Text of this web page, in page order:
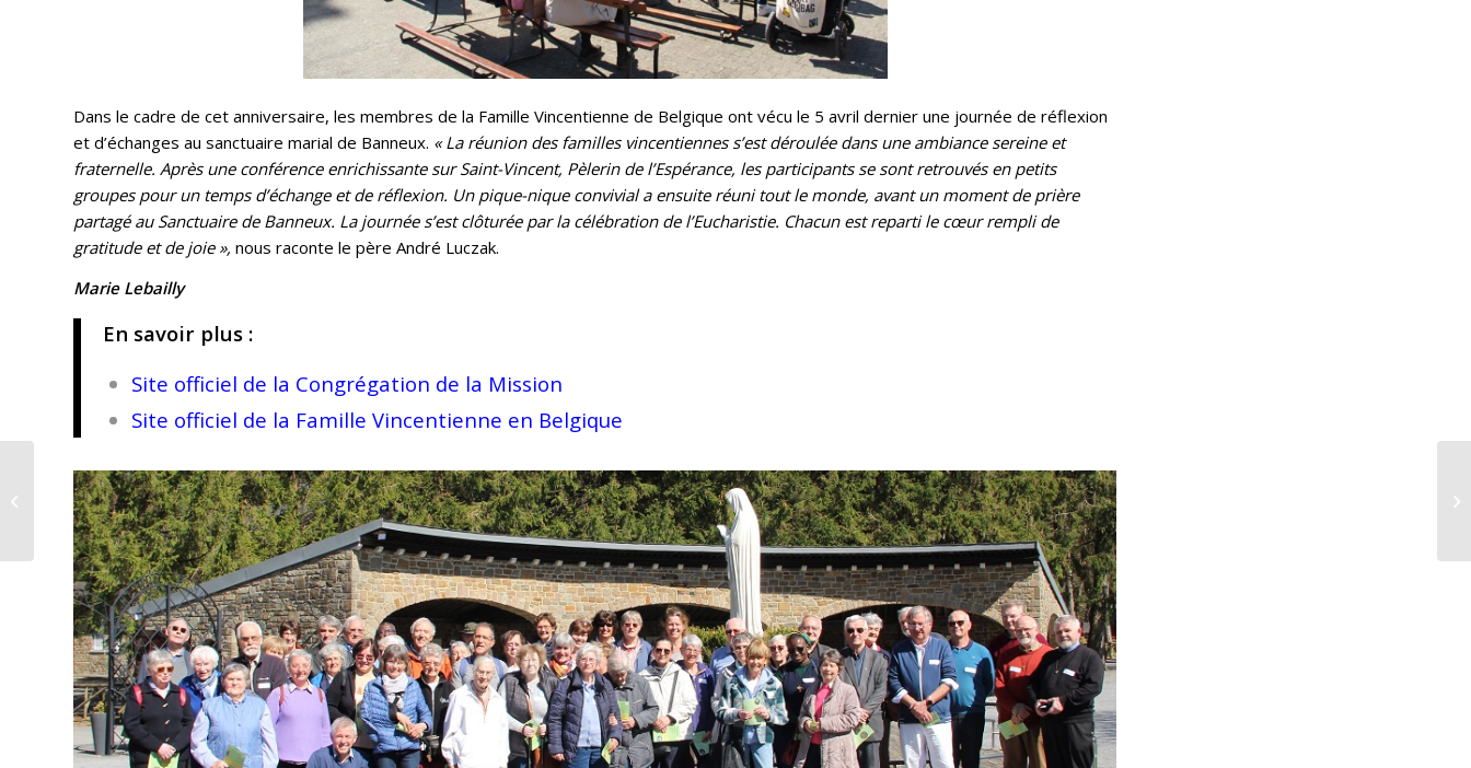
Dans le cadre de cet anniversaire, les membres de la Famille Vincentienne de Belgique ont vécu le 5 avril dernier une journée de réflexion
et d’échanges au sanctuaire marial de Banneux. « La réunion des familles vincentiennes s’est déroulée dans une ambiance sereine et
fraternelle.Après une conférence enrichissante sur Saint-Vincent, Pèlerin de l’Espérance, les participants se sont retrouvés en petits
groupes pour un temps d’échange et de réflexion. Un pique-nique convivial a ensuite réuni tout le monde, avant un moment de prière
partagé au Sanctuaire de Banneux. La journée s’est clôturée par la célébration de l’Eucharistie. Chacun est reparti le cœur rempli de
gratitude et de joie »,nous raconte le père André Luczak.
Marie Lebailly
En savoir plus :
Site officiel de la Congrégation de la Mission
Site officiel de la Famille Vincentienne en Belgique
CIPAR : engagement
d’un(e) directeur(trice)
à mi-temps